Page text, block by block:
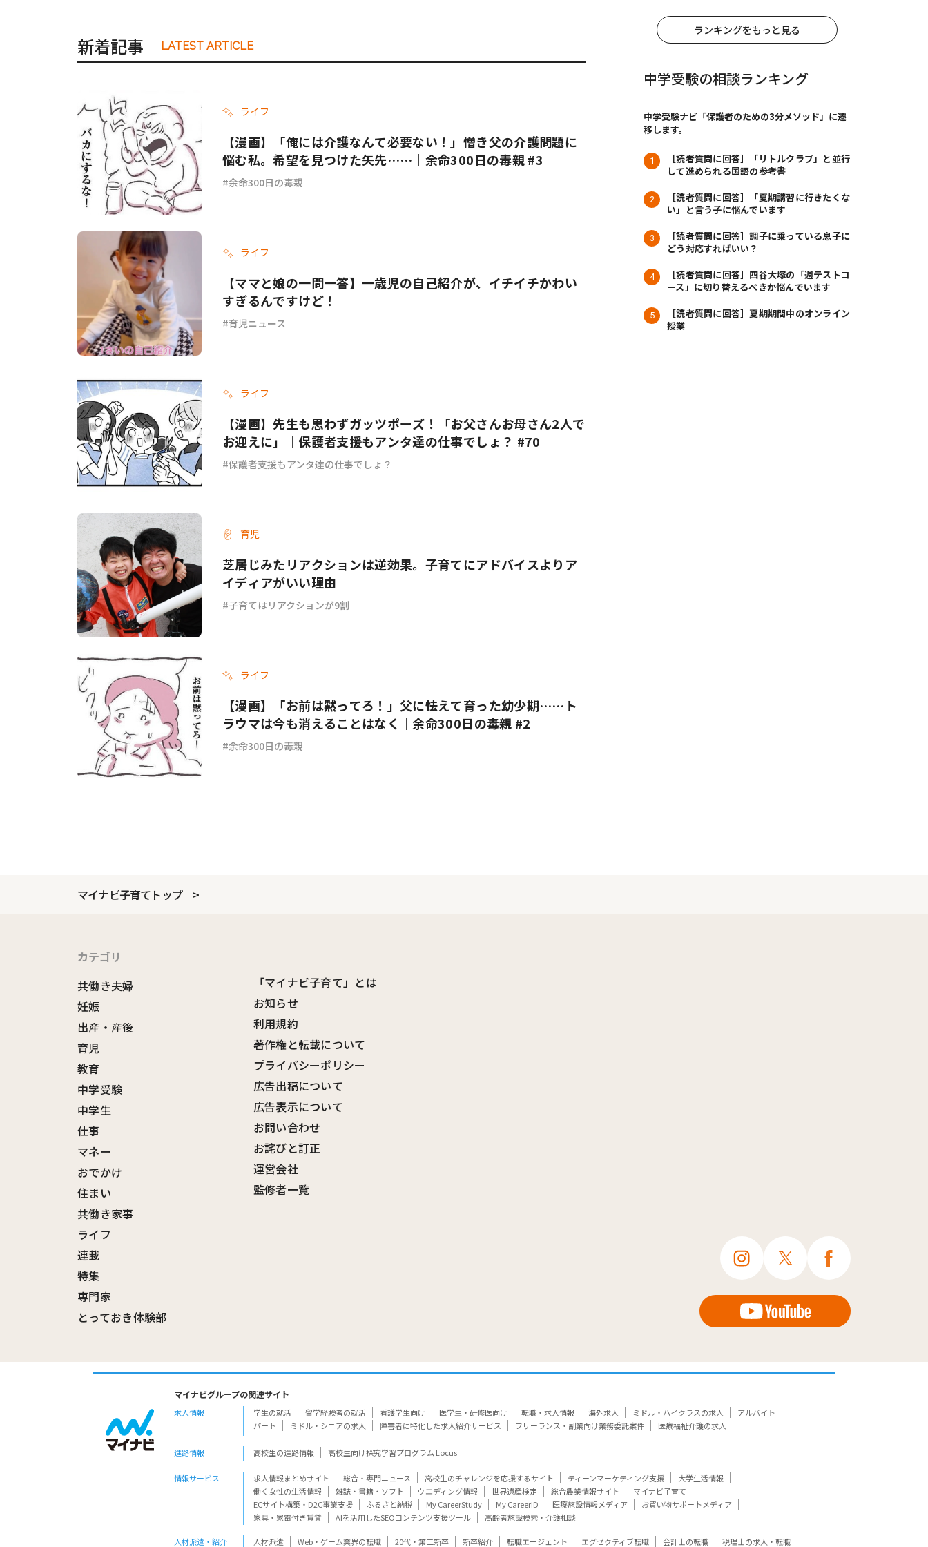
新着記事 LATEST ARTICLE
ライフ
【漫画】「俺には介護なんて必要ない！」憎き父の介護問題に
悩む私。希望を見つけた矢先……｜余命300日の毒親 #3
余命300日の毒親
ライフ
【ママと娘の一問一答】一歳児の自己紹介が、イチイチかわい
すぎるんですけど！
育児ニュース
ライフ
【漫画】先生も思わずガッツポーズ！「お父さんお母さん2人で
お迎えに」｜保護者支援もアンタ達の仕事でしょ？ #70
保護者支援もアンタ達の仕事でしょ？
育児
芝居じみたリアクションは逆効果。子育てにアドバイスよりア
イディアがいい理由
子育てはリアクションが9割
ライフ
【漫画】「お前は黙ってろ！」父に怯えて育った幼少期……ト
ラウマは今も消えることはなく｜余命300日の毒親 #2
余命300日の毒親
ランキングをもっと見る
中学受験の相談ランキング
中学受験ナビ「保護者のための3分メソッド」に遷
移します。
［読者質問に回答］「リトルクラブ」と並行
して進められる国語の参考書
［読者質問に回答］「夏期講習に行きたくな
い」と言う子に悩んでいます
［読者質問に回答］調子に乗っている息子に
どう対応すればいい？
［読者質問に回答］四谷大塚の「週テストコ
ース」に切り替えるべきか悩んでいます
［読者質問に回答］夏期期間中のオンライン
授業
マイナビ子育てトップ
カテゴリ
共働き夫婦
妊娠
出産・産後
育児
教育
中学受験
中学生
仕事
マネー
おでかけ
住まい
共働き家事
ライフ
連載
特集
専門家
とっておき体験部
「マイナビ子育て」とは
お知らせ
利用規約
著作権と転載について
プライバシーポリシー
広告出稿について
広告表示について
お問い合わせ
お詫びと訂正
運営会社
監修者一覧
マイナビグループの関連サイト
求人情報 学生の就活 留学経験者の就活 看護学生向け 医学生・研修医向け 転職・求人情報 海外求人 ミドル・ハイクラスの求人
アルバイト
パート
ミドル・シニアの求人 障害者に特化した求人紹介サービス フリーランス・副業向け業務委託案件 医療福祉介護の求人
進路情報 高校生の進路情報 高校生向け探究学習プログラム Locus
情報サービス 求人情報まとめサイト 総合・専門ニュース 高校生のチャレンジを応援するサイト ティーンマーケティング支援
大学生活情報
働く女性の生活情報
雑誌・書籍・ソフト ウエディング情報 世界遺産検定 総合農業情報サイト
マイナビ子育て
ECサイト構築・D2C事業支援
ふるさと納税 My CareerStudy My CareerID 医療施設情報メディア
お買い物サポートメディア
家具・家電付き賃貸
AIを活用したSEOコンテンツ支援ツール 高齢者施設検索・介護相談
人材派遣・紹介 人材派遣 Web・ゲーム業界の転職 20代・第二新卒 新卒紹介 転職エージェント エグゼクティブ転職 会計士の転職 税理士の求人・転職